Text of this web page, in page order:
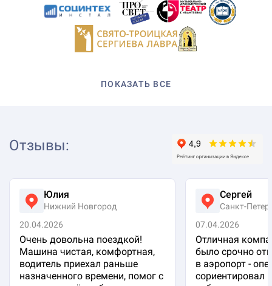
ПОКАЗАТЬ ВСЕ
Отзывы:
Юлия
Нижний Новгород
20.04.2026
Очень довольна поездкой!
Машина чистая, комфортная,
водитель приехал раньше
назначенного времени, помог с
Сергей
Санкт-
07.04.2026
Отличная
было срочно
в аэропорт -
сориентировал и